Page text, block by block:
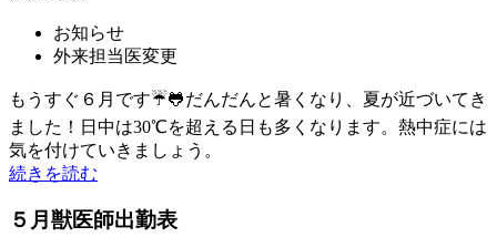
お知らせ
外来担当医変更
もうすぐ６月です☔🐸だんだんと暑くなり、夏が近づいてき
ました！日中は30℃を超える日も多くなります。熱中症には
気を付けていきましょう。
続きを読む
５月獣医師出勤表